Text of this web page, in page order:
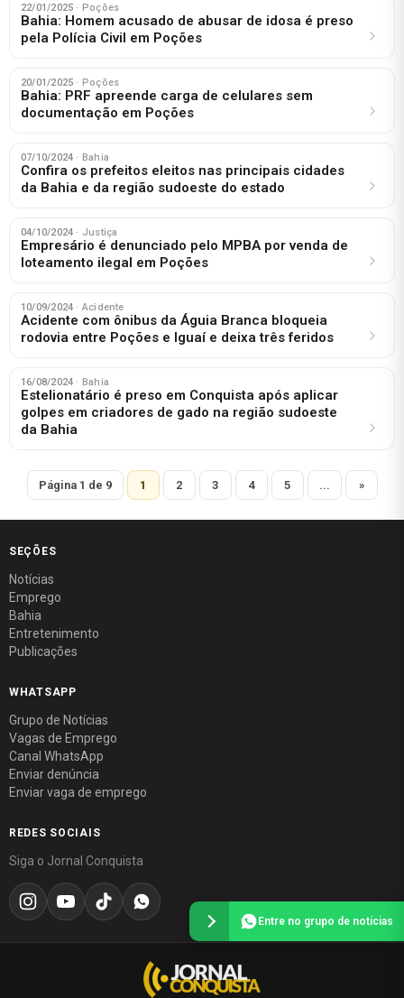
22/01/2025 · Poções
Bahia: Homem acusado de abusar de idosa é preso
pela Polícia Civil em Poções
20/01/2025 · Poções
Bahia: PRF apreende carga de celulares sem
documentação em Poções
07/10/2024 · Bahia
Confira os prefeitos eleitos nas principais cidades
da Bahia e da região sudoeste do estado
04/10/2024 · Justiça
Empresário é denunciado pelo MPBA por venda de
loteamento ilegal em Poções
10/09/2024 · Acidente
Acidente com ônibus da Águia Branca bloqueia
rodovia entre Poções e Iguaí e deixa três feridos
16/08/2024 · Bahia
Estelionatário é preso em Conquista após aplicar
golpes em criadores de gado na região sudoeste
da Bahia
Página 1 de 9 1 2 3 4 5 ... »
SEÇÕES
Notícias
Emprego
Bahia
Entretenimento
Publicações
WHATSAPP
Grupo de Notícias
Vagas de Emprego
Canal WhatsApp
Enviar denúncia
Enviar vaga de emprego
REDES SOCIAIS
Siga o Jornal Conquista
Entre no grupo de notícias